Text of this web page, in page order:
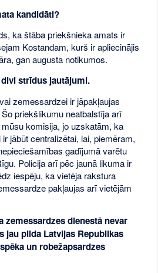
kandidāti?
ka štāba priekšnieka amats ir
Kostandam, kurš ir apliecinājis
gan augusta notikumos.
strīdus jautājumi.
zemessardzei ir jāpakļaujas
priekšlikumu neatbalstīja arī
komisija, jo uzskatām, ka
jābūt centralizētai, lai, piemēram,
gadījumā varētu
Policija arī pēc jaunā likuma ir
iespēju, ka vietēja rakstura
pakļaujas arī vietējām
dienestā nevar
jau pilda Latvijas Republikas
un robežapsardzes